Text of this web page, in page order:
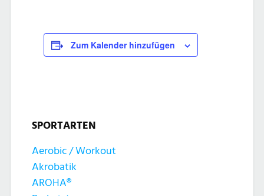
Zum Kalender hinzufügen
SPORTARTEN
Aerobic / Workout
Akrobatik
AROHA®